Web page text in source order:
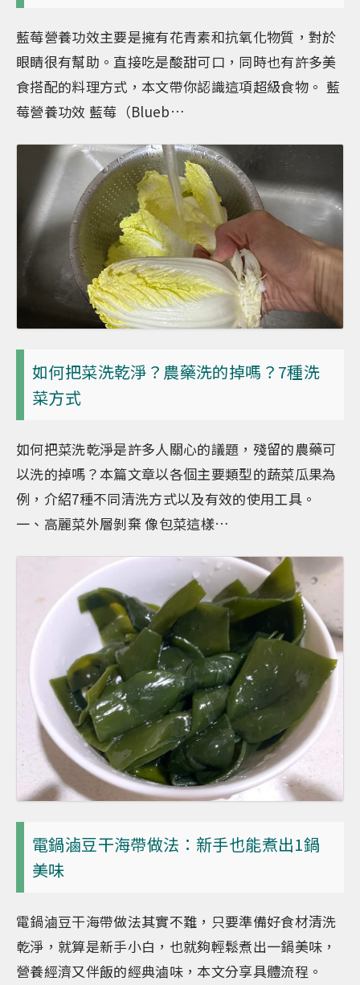
藍莓營養功效主要是擁有花青素和抗氧化物質，對於
眼睛很有幫助。直接吃是酸甜可口，同時也有許多美
食搭配的料理方式，本文帶你認識這項超級食物。 藍
莓營養功效 藍莓（Blueb…
如何把菜洗乾淨？農藥洗的掉嗎？7種洗
菜方式
如何把菜洗乾淨是許多人關心的議題，殘留的農藥可
以洗的掉嗎？本篇文章以各個主要類型的蔬菜瓜果為
例，介紹7種不同清洗方式以及有效的使用工具。
一、高麗菜外層剝棄 像包菜這樣…
電鍋滷豆干海帶做法：新手也能煮出1鍋
美味
電鍋滷豆干海帶做法其實不難，只要準備好食材清洗
乾淨，就算是新手小白，也就夠輕鬆煮出一鍋美味，
營養經濟又伴飯的經典滷味，本文分享具體流程。